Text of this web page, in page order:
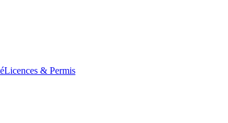
Licences & Permis